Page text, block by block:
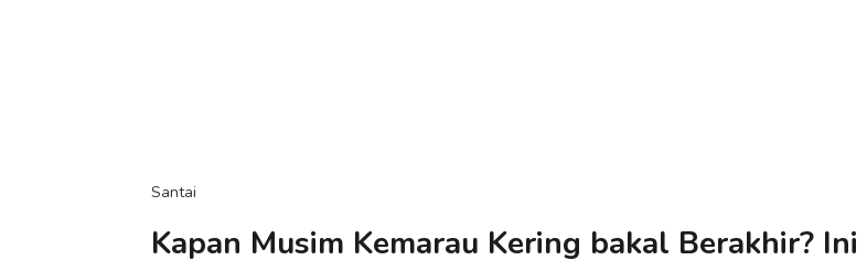
Santai
Kapan Musim Kemarau Kering bakal Berakhir? Ini